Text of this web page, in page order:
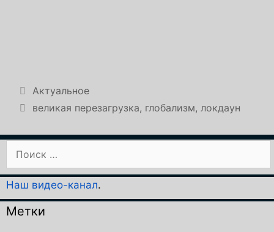
Рубрики
Актуальное
Метки
великая перезагрузка, глобализм, локдаун
Наш видео-канал.
Метки